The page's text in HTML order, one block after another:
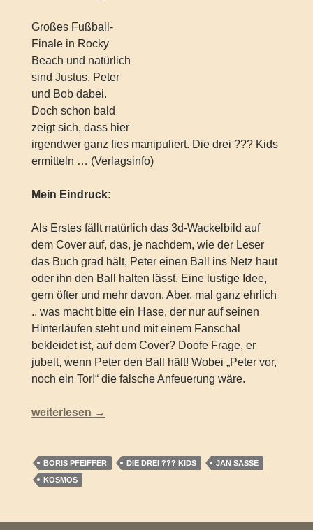
Großes Fußball-
Finale in Rocky
Beach und natürlich
sind Justus, Peter
und Bob dabei.
Doch schon bald
zeigt sich, dass hier
irgendwer ganz fies manipuliert. Die drei ??? Kids
ermitteln … (Verlagsinfo)
Mein Eindruck:
Als Erstes fällt natürlich das 3d-Wackelbild auf
dem Cover auf, das, je nachdem, wie der Leser
das Buch grad hält, Peter einen Ball ins Netz haut
oder ihn den Ball halten lässt. Eine lustige Idee,
gern öfter und mehr davon. Aber, mal ganz ehrlich
.. was macht bitte ein Hase, der nur auf seinen
Hinterläufen steht und mit einem Fanschal
bekleidet ist, auf dem Cover? Doofe Frage, er
jubelt, wenn Peter den Ball hält! Wobei „Peter vor,
noch ein Tor!“ die falsche Anfeuerung wäre.
Die drei ??? Kids – Fußball-Diebe (Band 83)
weiterlesen →
BORIS PFEIFFER DIE DREI ??? KIDS
JAN SASSE
KOSMOS